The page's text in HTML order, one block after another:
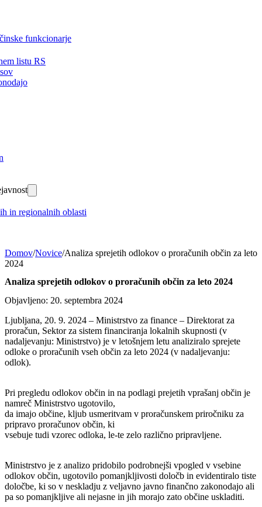
funkcionarje
listu RS
in regionalnih oblasti
Domov/Novice/Analiza sprejetih odlokov o proračunih občin za leto
2024
Analiza sprejetih odlokov o proračunih občin za leto 2024
Objavljeno: 20. septembra 2024
Ljubljana, 20. 9. 2024 – Ministrstvo za finance – Direktorat za
proračun, Sektor za sistem financiranja lokalnih skupnosti (v
nadaljevanju: Ministrstvo) je v letošnjem letu analiziralo sprejete
odloke o proračunih vseh občin za leto 2024 (v nadaljevanju:
odlok).
Pri pregledu odlokov občin in na podlagi prejetih vprašanj občin je
namreč Ministrstvo ugotovilo,
da imajo občine, kljub usmeritvam v proračunskem priročniku za
pripravo proračunov občin, ki
vsebuje tudi vzorec odloka, le-te zelo različno pripravljene.
Ministrstvo je z analizo pridobilo podrobnejši vpogled v vsebine
odlokov občin, ugotovilo pomanjkljivosti določb in evidentiralo tiste
določbe, ki so v neskladju z veljavno javno finančno zakonodajo ali
pa so pomanjkljive ali nejasne in jih morajo zato občine uskladiti.